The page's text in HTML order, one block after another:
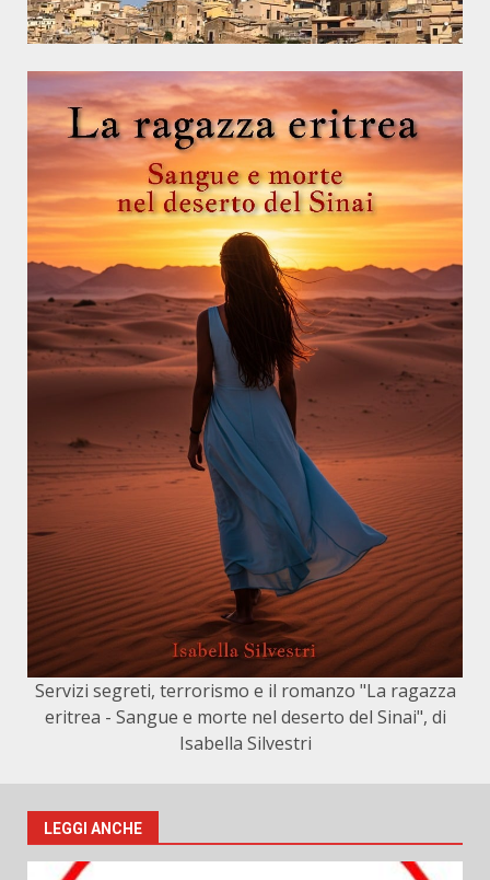
Servizi segreti, terrorismo e il romanzo "La ragazza
eritrea - Sangue e morte nel deserto del Sinai", di
Isabella Silvestri
LEGGI ANCHE